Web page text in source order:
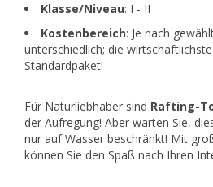
Klasse/Niveau: I - II
Kostenbereich: Je nach
unterschiedlich; die
Standardpaket!
Für Naturliebhaber sind Rafting-
der Aufregung! Aber warten Sie,
nur auf Wasser beschränkt! Mit
können Sie den Spaß nach Ihren